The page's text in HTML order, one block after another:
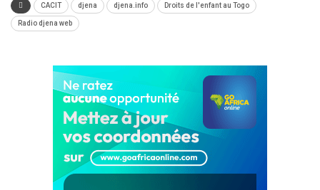
CACIT djena djena.info Droits de l'enfant au Togo
Radio djena web